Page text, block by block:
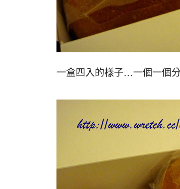
一盒四入的樣子…一個一個